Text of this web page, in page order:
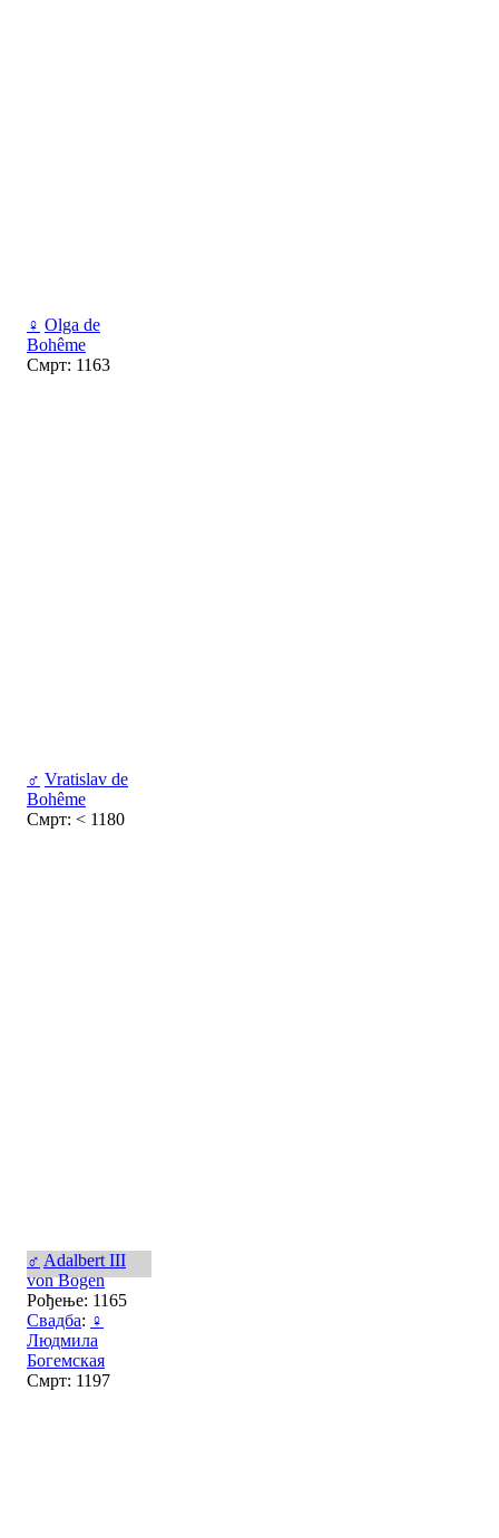
♀ Olga de
Bohême
Смрт: 1163
♂ Vratislav de
Bohême
Смрт: < 1180
♂ Adalbert III
von Bogen
Рођење: 1165
Свадба: ♀
Людмила
Богемская
Смрт: 1197